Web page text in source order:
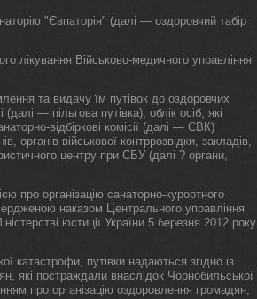
"Євпаторія" (далі — оздоровчий табір
лікування Військово-медичного управління
та видачу їм путівок до оздоровчих
— пільгова путівка), облік осіб, які
відбіркові комісії (далі — СВК)
органів військової контррозвідки, закладів,
центру при СБУ (далі ? органи,
про організацію санаторно-курортного
наказом Центрального управління
юстиції України 5 березня 2012 року
катастрофи, путівки надаються згідно із
які постраждали внаслідок Чорнобильської
про організацію оздоровлення громадян,